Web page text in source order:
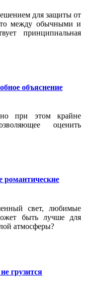
для защиты от
между обычными и
принципиальная
объяснение
при этом крайне
оценить
свет, любимые
быть лучше для
атмосферы?
грузится